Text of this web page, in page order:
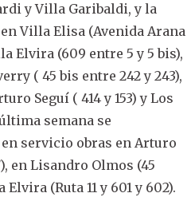
y Villa Garibaldi, y la
Villa Elisa (Avenida Arana
Elvira (609 entre 5 y 5 bis),
( 45 bis entre 242 y 243),
Seguí ( 414 y 153) y Los
semana se
servicio obras en Arturo
en Lisandro Olmos (45
(Ruta 11 y 601 y 602).